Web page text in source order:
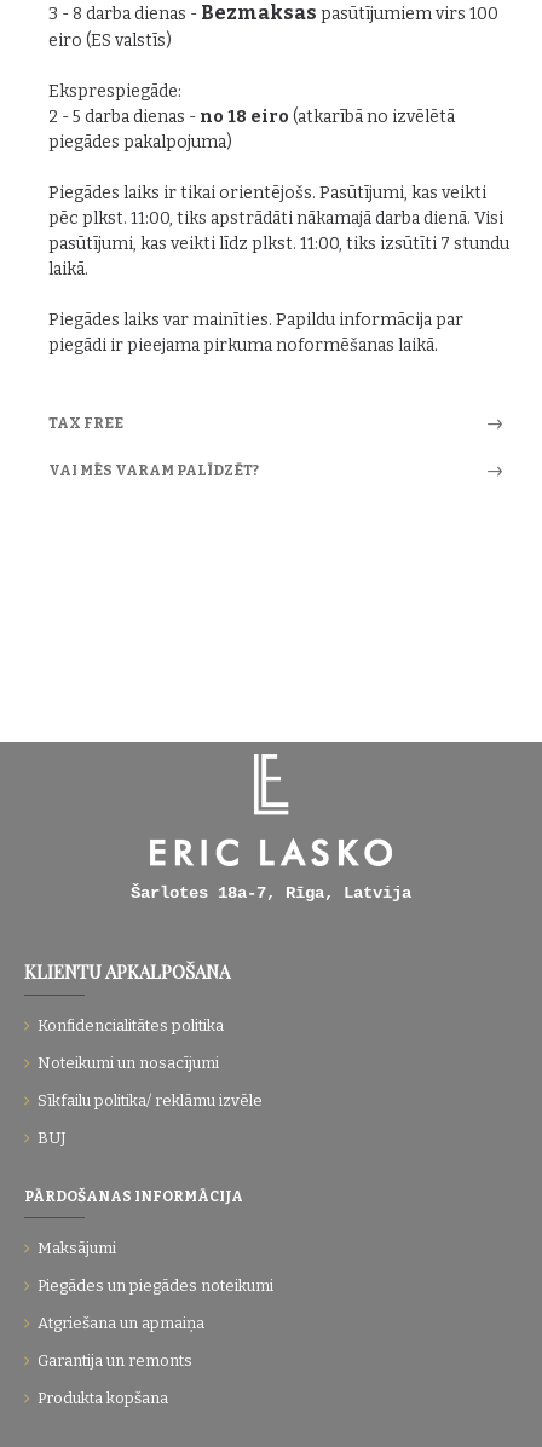
3 - 8 darba dienas - Bezmaksas pasūtījumiem virs 100
eiro (ES valstīs)
Eksprespiegāde:
2 - 5 darba dienas - no 18 eiro (atkarībā no izvēlētā
piegādes pakalpojuma)
Piegādes laiks ir tikai orientējošs. Pasūtījumi, kas veikti
pēc plkst. 11:00, tiks apstrādāti nākamajā darba dienā. Visi
pasūtījumi, kas veikti līdz plkst. 11:00, tiks izsūtīti 7 stundu
laikā.
Piegādes laiks var mainīties. Papildu informācija par
piegādi ir pieejama pirkuma noformēšanas laikā.
TAX FREE
VAI MĒS VARAM PALĪDZĒT?
Šarlotes 18a-7, Rīga, Latvija
KLIENTU APKALPOŠANA
Konfidencialitātes politika
Noteikumi un nosacījumi
Sīkfailu politika/ reklāmu izvēle
BUJ
PĀRDOŠANAS INFORMĀCIJA
Maksājumi
Piegādes un piegādes noteikumi
Atgriešana un apmaiņa
Garantija un remonts
Produkta kopšana